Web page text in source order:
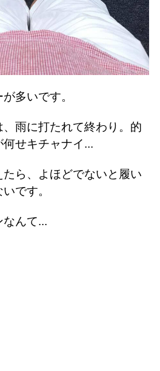
多いです。
雨に打たれて終わり。的
せキチャナイ...
ら、よほどでないと履い
です。
なんて...